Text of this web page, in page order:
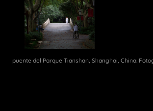
puente del Parque Tianshan, Shanghai, China.